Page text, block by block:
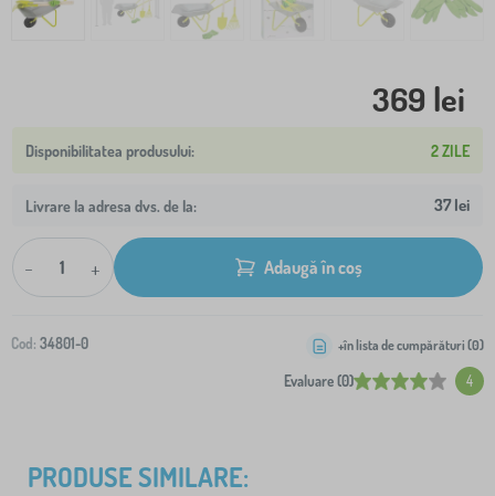
369 lei
2 ZILE
Livrare la adresa dvs. de la: 37 lei
- + Adaugă în coș
Cod: 34801-0
Evaluare (0) 4
+în lista de cumpărături (0)
PRODUSE SIMILARE: